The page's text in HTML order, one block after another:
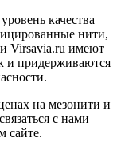
качества
нити,
Virsavia.ru имеют
и придерживаются
на мезонити и
с нами
сайте.